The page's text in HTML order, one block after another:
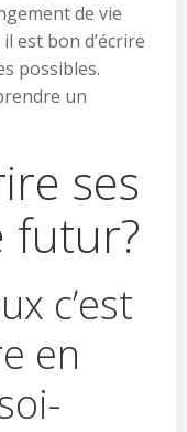
de vie
est bon d’écrire
possibles.
un
ses
futur?
c’est
en